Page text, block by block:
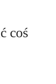
coś